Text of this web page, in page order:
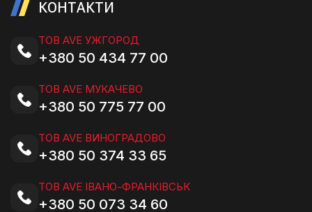
КОНТАКТИ
ТОВ AVE УЖГОРОД
+380 50 434 77 00
ТОВ AVE МУКАЧЕВО
+380 50 775 77 00
ТОВ AVE ВИНОГРАДОВО
+380 50 374 33 65
ТОВ AVE ІВАНО-ФРАНКІВСЬК
+380 50 073 34 60